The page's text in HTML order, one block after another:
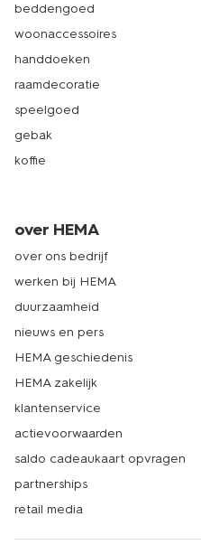
beddengoed
woonaccessoires
handdoeken
raamdecoratie
speelgoed
gebak
koffie
over HEMA
over ons bedrijf
werken bij HEMA
duurzaamheid
nieuws en pers
HEMA geschiedenis
HEMA zakelijk
klantenservice
actievoorwaarden
saldo cadeaukaart opvragen
partnerships
retail media